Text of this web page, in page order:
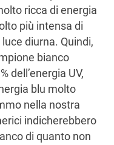
ricca di energia
più intensa di
diurna. Quindi,
bianco
dell’energia UV,
blu molto
nella nostra
indicherebbero
di quanto non